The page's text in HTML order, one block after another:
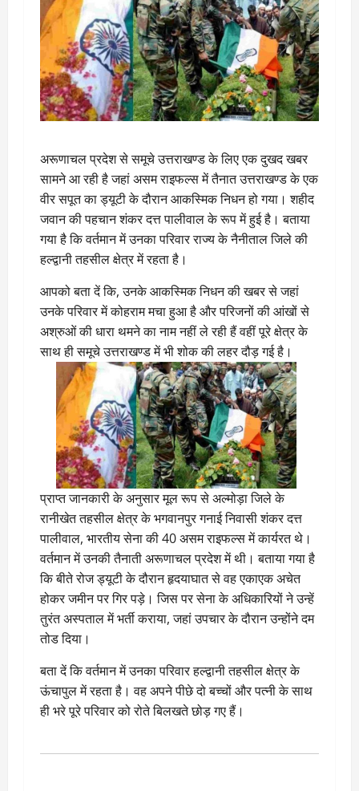
अरूणाचल प्रदेश से समूचे उत्तराखण्ड के लिए एक दुखद खबर
सामने आ रही है जहां असम राइफल्स में तैनात उत्तराखण्ड के एक
वीर सपूत का ड्यूटी के दौरान आकस्मिक निधन हो गया। शहीद
जवान की पहचान शंकर दत्त पालीवाल के रूप में हुई है। बताया
गया है कि वर्तमान में उनका परिवार राज्य के नैनीताल जिले की
हल्द्वानी तहसील क्षेत्र में रहता है।
आपको बता दें कि, उनके आकस्मिक निधन की खबर से जहां
उनके परिवार में कोहराम मचा हुआ है और परिजनों की आंखों से
अश्रुओं की धारा थमने का नाम नहीं ले रही हैं वहीं पूरे क्षेत्र के
साथ ही समूचे उत्तराखण्ड में भी शोक की लहर दौड़ गई है।
प्राप्त जानकारी के अनुसार मूल रूप से अल्मोड़ा जिले के
रानीखेत तहसील क्षेत्र के भगवानपुर गनाई निवासी शंकर दत्त
पालीवाल, भारतीय सेना की 40 असम राइफल्स में कार्यरत थे।
वर्तमान में उनकी तैनाती अरूणाचल प्रदेश में थी। बताया गया है
कि बीते रोज ड्यूटी के दौरान हृदयाघात से वह एकाएक अचेत
होकर जमीन पर गिर पड़े। जिस पर सेना के अधिकारियों ने उन्हें
तुरंत अस्पताल में भर्ती कराया, जहां उपचार के दौरान उन्होंने दम
तोड दिया।
बता दें कि वर्तमान में उनका परिवार हल्द्वानी तहसील क्षेत्र के
ऊंचापुल में रहता है। वह अपने पीछे दो बच्चों और पत्नी के साथ
ही भरे पूरे परिवार को रोते बिलखते छोड़ गए हैं।